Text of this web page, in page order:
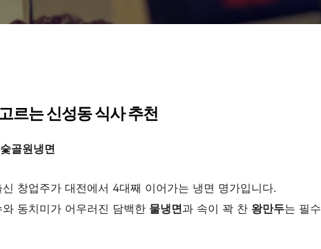
르는 신성동 식사 추천
골원냉면
창업주가 대전에서 4대째 이어가는 냉면 명가입니다.
와 동치미가 어우러진 담백한 물냉면과 속이 꽉 찬 왕만두는 필수